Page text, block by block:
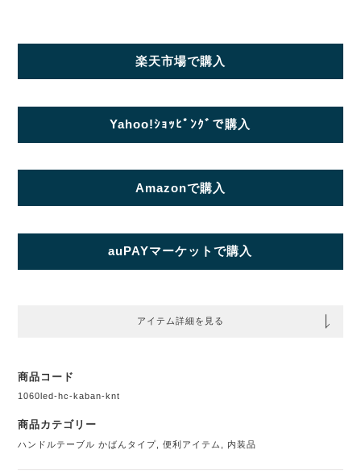
楽天市場で購入
Yahoo!ｼｮｯﾋﾟﾝｸﾞで購入
Amazonで購入
auPAYマーケットで購入
アイテム詳細を見る
商品コード
1060led-hc-kaban-knt
商品カテゴリー
ハンドルテーブル かばんタイプ ,便利アイテム 内装品